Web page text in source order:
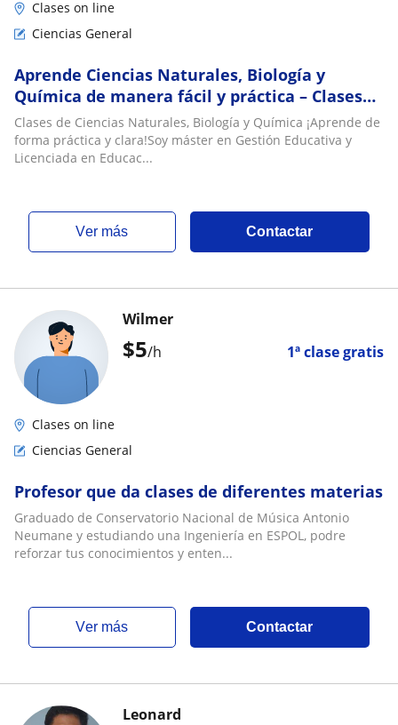
Clases on line
Ciencias General
Aprende Ciencias Naturales, Biología y
Química de manera fácil y práctica – Clases
online
Clases de Ciencias Naturales, Biología y Química ¡Aprende de
forma práctica y clara!Soy máster en Gestión Educativa y
Licenciada en Educac...
ver más Contactar
$5/h 1ª clase gratis
Wilmer
Clases on line
Ciencias General
Profesor que da clases de diferentes materias
Graduado de Conservatorio Nacional de Música Antonio
Neumane y estudiando una Ingeniería en ESPOL, podre
reforzar tus conocimientos y enten...
ver más Contactar
Leonard